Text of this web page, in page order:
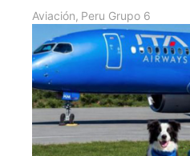
Aviación, Peru Grupo 6